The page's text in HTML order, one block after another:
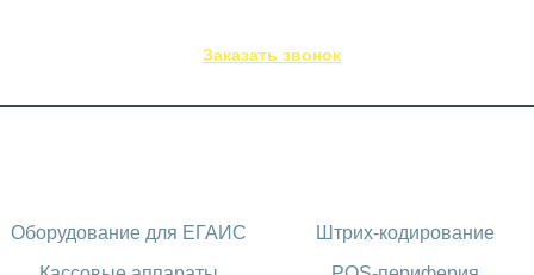
Заказать звонок
Оборудование для ЕГАИС
Штрих-кодирование